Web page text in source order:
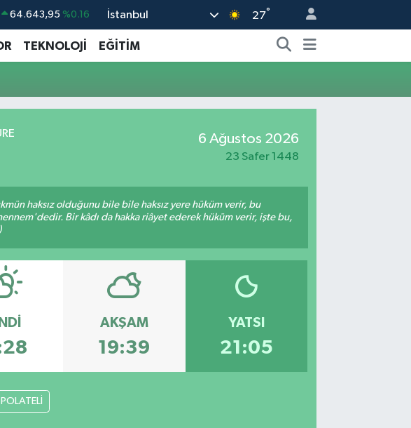
64.643,95 %0.16
47,6006 %0.06
55,0250 %0.02
İstanbul 27°
TEKNOLOJİ EĞİTİM
6 Ağustos 2026
23 Safer 1448
haksız olduğunu bile bile haksız yere hüküm verir, bu
Bir kâdı da hakka riâyet ederek hüküm verir, işte bu,
AKŞAM
19:39
YATSI
21:05
POLATELİ